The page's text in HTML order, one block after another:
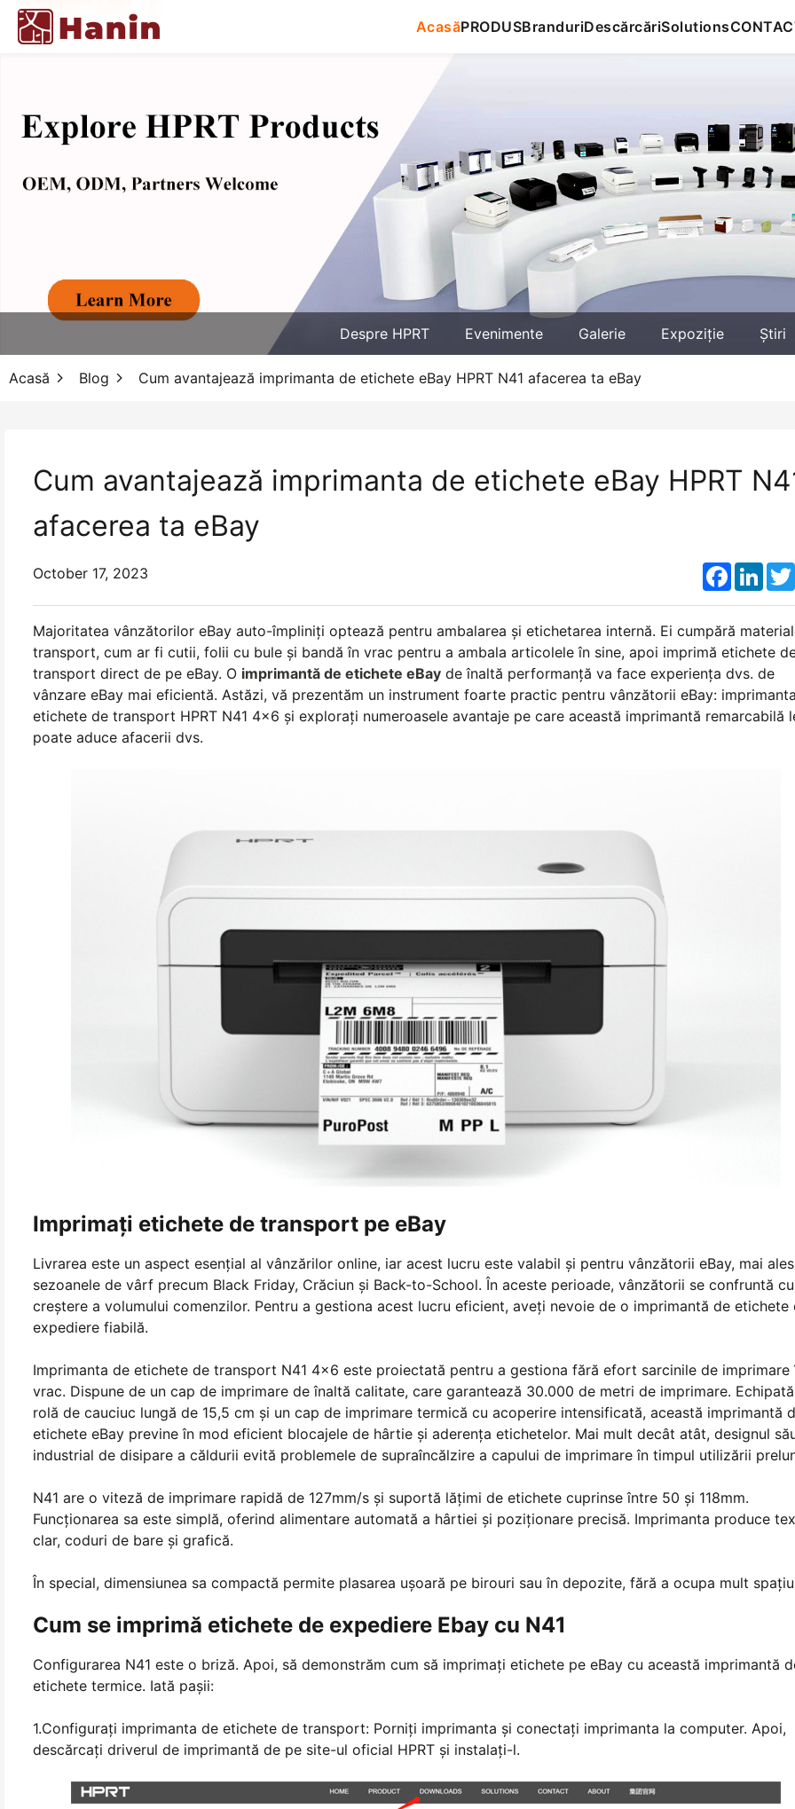
AcasăPRODUSBranduriDescărcăriSolutions
Despre HPRT Evenimente Galerie Expoziţie Știri
Acasă Blog Cum avantajează imprimanta de etichete eBay HPRT N41 afacerea ta eBay
Cum avantajează imprimanta de etichete eBay HPRT
afacerea ta eBay
October 17, 2023
Majoritatea vânzătorilor eBay auto-împliniți optează pentru ambalarea și etichetarea internă. Ei cumpără
transport, cum ar fi cutii, folii cu bule și bandă în vrac pentru a ambala articolele în sine, apoi imprimă etichete
transport direct de pe eBay. O imprimantă de etichete eBay de înaltă performanță va face experiența dvs. de
vânzare eBay mai eficientă. Astăzi, vă prezentăm un instrument foarte practic pentru vânzătorii eBay:
etichete de transport HPRT N41 4x6 și explorați numeroasele avantaje pe care această imprimantă remarcabilă
poate aduce afacerii dvs.
Imprimați etichete de transport pe eBay
Livrarea este un aspect esențial al vânzărilor online, iar acest lucru este valabil și pentru vânzătorii eBay, mai
sezoanele de vârf precum Black Friday, Crăciun și Back-to-School. În aceste perioade, vânzătorii se confruntă
creștere a volumului comenzilor. Pentru a gestiona acest lucru eficient, aveți nevoie de o imprimantă de etichete
expediere fiabilă.
Imprimanta de etichete de transport N41 4x6 este proiectată pentru a gestiona fără efort sarcinile de imprimare
vrac. Dispune de un cap de imprimare de înaltă calitate, care garantează 30.000 de metri de imprimare.
rolă de cauciuc lungă de 15,5 cm și un cap de imprimare termică cu acoperire intensificată, această imprimantă
etichete eBay previne în mod eficient blocajele de hârtie și aderența etichetelor. Mai mult decât atât, designul
industrial de disipare a căldurii evită problemele de supraîncălzire a capului de imprimare în timpul utilizării
N41 are o viteză de imprimare rapidă de 127mm/s şi suportă lăţimi de etichete cuprinse între 50 şi 118mm.
Funcționarea sa este simplă, oferind alimentare automată a hârtiei și poziționare precisă. Imprimanta produce
clar, coduri de bare și grafică.
În special, dimensiunea sa compactă permite plasarea ușoară pe birouri sau în depozite, fără a ocupa mult
Cum se imprimă etichete de expediere Ebay cu N41
Configurarea N41 este o briză. Apoi, să demonstrăm cum să imprimați etichete pe eBay cu această imprimantă
etichete termice. Iată paşii:
1.Configuraţi imprimanta de etichete de transport: Porniţi imprimanta şi conectaţi imprimanta la computer. Apoi,
descărcați driverul de imprimantă de pe site-ul oficial HPRT și instalați-l.